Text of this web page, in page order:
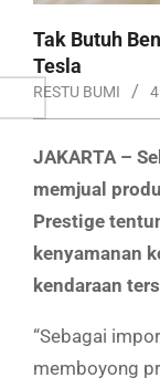
Tak Butuh
Tesla
RESTU BUMI
JAKARTA –
memjual
Prestige
kenyamanan
kendaraan
“Sebagai
memboyong